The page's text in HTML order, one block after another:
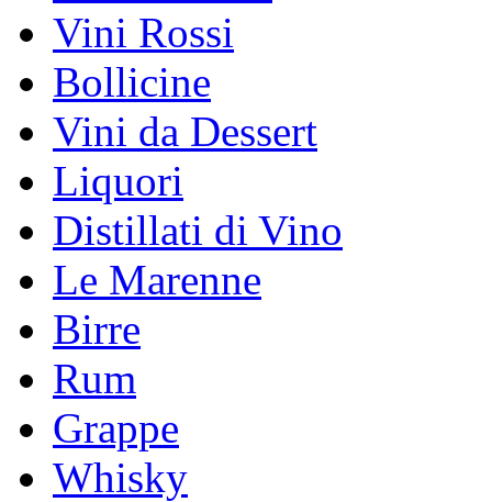
Vini Rossi
Bollicine
Vini da Dessert
Liquori
Distillati di Vino
Le Marenne
Birre
Rum
Grappe
Whisky